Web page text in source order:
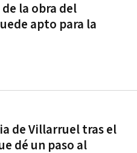
la obra del
apto para la
de Villarruel tras el
dé un paso al